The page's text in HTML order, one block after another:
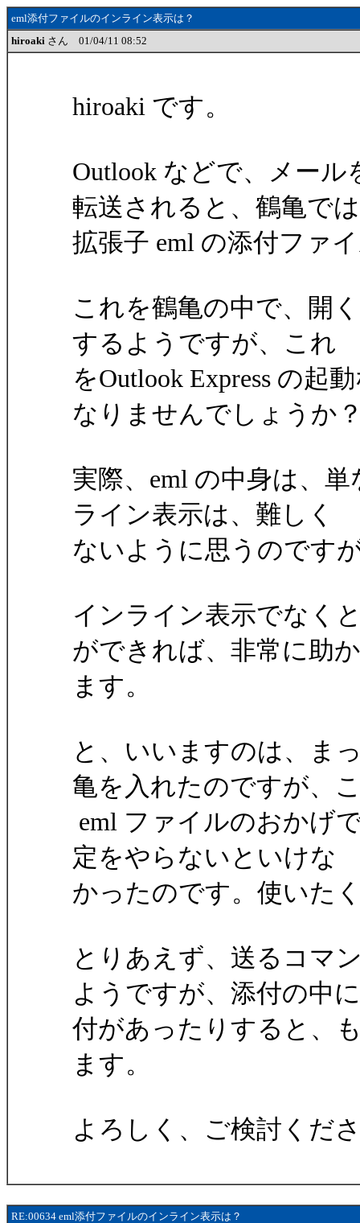
eml添付ファイルのインライン表示は？
hiroaki さん 01/04/11 08:52
hiroaki です。
Outlook などで、メー
転送されると、鶴亀で
拡張子 eml の添付ファ
これを鶴亀の中で、開
するようですが、これ
をOutlook Express の起
なりませんでしょうか
実際、eml の中身は、
ライン表示は、難しく
ないように思うのです
インライン表示でなく
ができれば、非常に助
ます。
と、いいますのは、ま
亀を入れたのですが、
eml ファイルのおかげ
定をやらないといけな
かったのです。使いた
とりあえず、送るコマ
ようですが、添付の中
付があったりすると、
ます。
よろしく、ご検討くだ
RE:00634 eml添付ファイルのインライン表示は？